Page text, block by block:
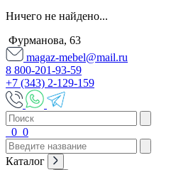
Ничего не найдено...
Фурманова, 63
magaz-mebel@mail.ru
8 800-201-93-59
+7 (343) 2-129-159
0 0
Каталог